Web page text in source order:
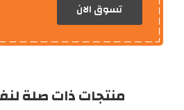
تسوق الان
منتجات ذات صلة